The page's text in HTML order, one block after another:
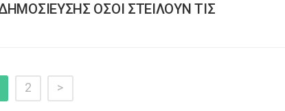
ΟΣΟΙ ΣΤΕΙΛΟΥΝ ΤΙΣ
2 >